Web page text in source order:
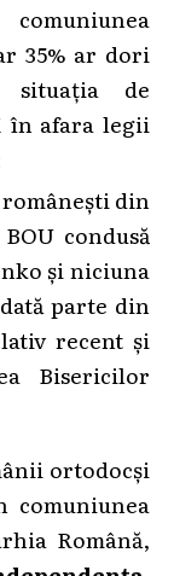
35% ar dori
situația de
în afara legii
din
condusă
și niciuna
parte din
recent și
Bisericilor
ortodocși
comuniunea
Română,